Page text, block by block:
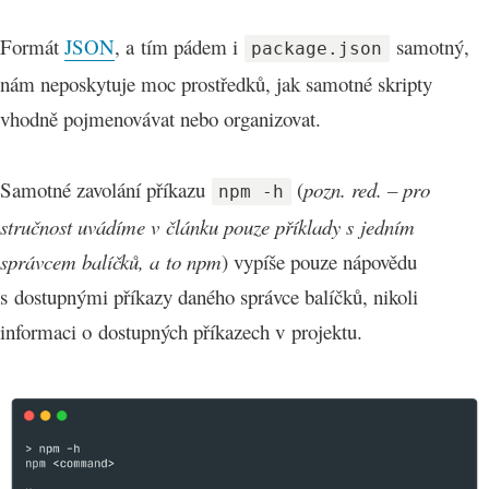
Formát JSON, a tím pádem i package.json
samotný,
nám neposkytuje moc prostředků, jak samotné skripty
vhodně pojmenovávat nebo organizovat.
Samotné zavolání příkazu npm -h (pozn. red. – pro
stručnost uvádíme v článku pouze příklady s jedním
správcem balíčků, a to npm) vypíše pouze nápovědu
s dostupnými příkazy daného správce balíčků, nikoli
informaci o dostupných příkazech v projektu.